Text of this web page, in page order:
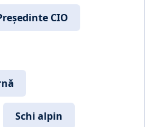
CIO
Schi alpin